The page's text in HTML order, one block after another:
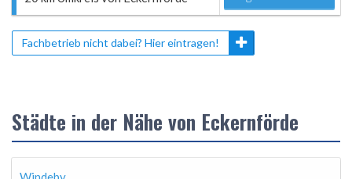
Fachbetrieb nicht dabei? Hier eintragen!
Städte in der Nähe von Eckernförde